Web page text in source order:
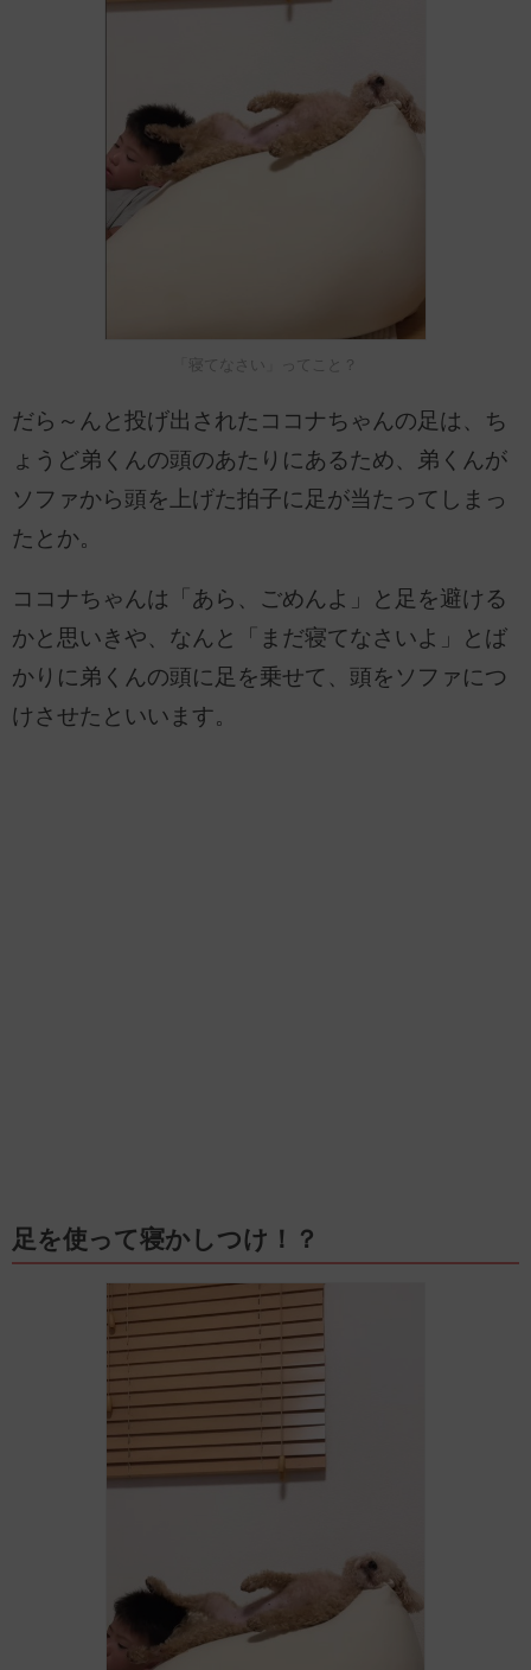
「寝てなさい」ってこと？
だら～んと投げ出されたココナちゃんの足は、ち
ょうど弟くんの頭のあたりにあるため、弟くんが
ソファから頭を上げた拍子に足が当たってしまっ
たとか。
ココナちゃんは「あら、ごめんよ」と足を避ける
かと思いきや、なんと「まだ寝てなさいよ」とば
かりに弟くんの頭に足を乗せて、頭をソファにつ
けさせたといいます。
足を使って寝かしつけ！？